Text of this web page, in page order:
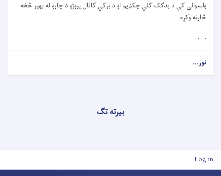
ولسوالي کې د بدګک کلي چکډیم او د برکي کانال پروژو د چارو له بهیر څخه
څارنه وکړه.
. . .
نور...
بیرته تګ
User account menu
Log in